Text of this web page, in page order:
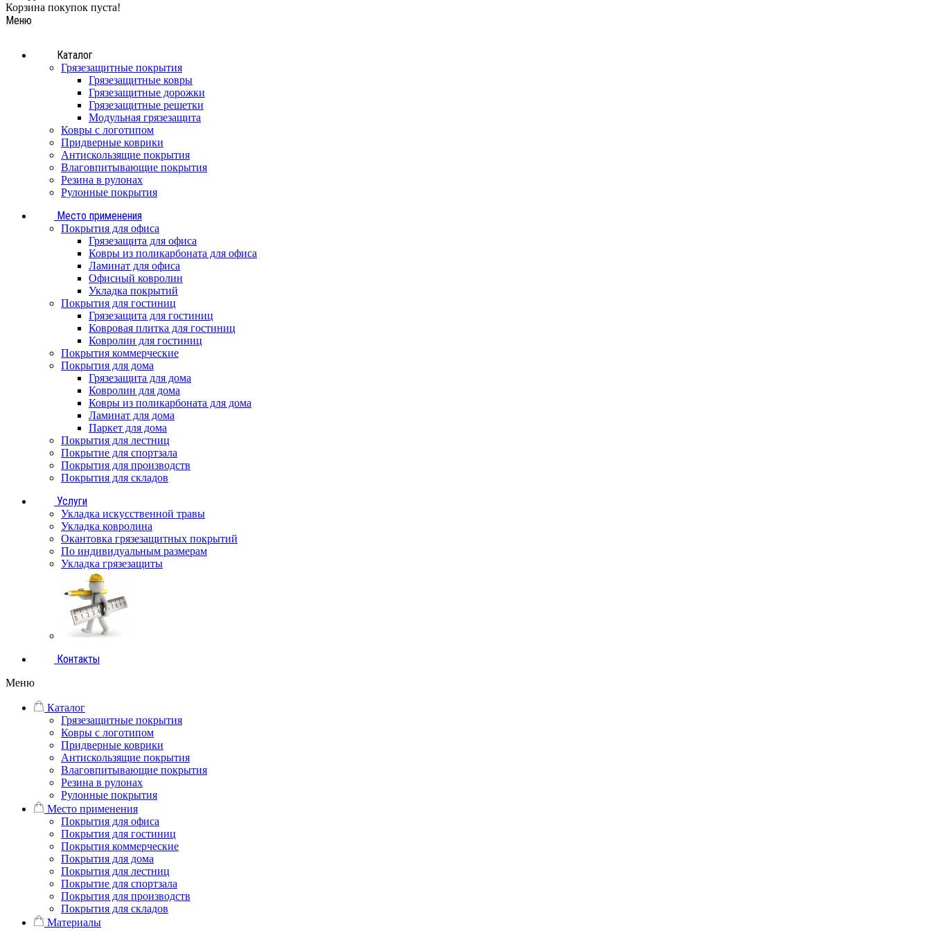
Корзина покупок пуста!
Меню
Каталог
Грязезащитные покрытия
Грязезащитные ковры
Грязезащитные дорожки
Грязезащитные решетки
Модульная грязезащита
Ковры с логотипом
Придверные коврики
Антискользящие покрытия
Влаговпитывающие покрытия
Резина в рулонах
Рулонные покрытия
Место применения
Покрытия для офиса
Грязезащита для офиса
Ковры из поликарбоната для офиса
Ламинат для офиса
Офисный ковролин
Укладка покрытий
Покрытия для гостиниц
Грязезащита для гостиниц
Ковровая плитка для гостиниц
Ковролин для гостиниц
Покрытия коммерческие
Покрытия для дома
Грязезащита для дома
Ковролин для дома
Ковры из поликарбоната для дома
Ламинат для дома
Паркет для дома
Покрытия для лестниц
Покрытие для спортзала
Покрытия для производств
Покрытия для складов
Услуги
Укладка искусственной травы
Укладка ковролина
Окантовка грязезащитных покрытий
По индивидуальным размерам
Укладка грязезащиты
Контакты
Меню
Каталог
Грязезащитные покрытия
Ковры с логотипом
Придверные коврики
Антискользящие покрытия
Влаговпитывающие покрытия
Резина в рулонах
Рулонные покрытия
Место применения
Покрытия для офиса
Покрытия для гостиниц
Покрытия коммерческие
Покрытия для дома
Покрытия для лестниц
Покрытие для спортзала
Покрытия для производств
Покрытия для складов
Материалы